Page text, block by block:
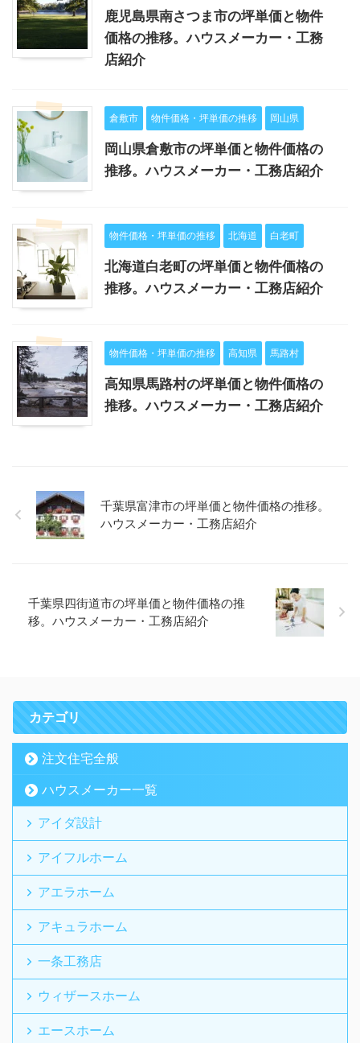
鹿児島県南さつま市の坪単価と物件
価格の推移。ハウスメーカー・工務
店紹介
倉敷市 物件価格・坪単価の推移 岡山県
岡山県倉敷市の坪単価と物件価格の
推移。ハウスメーカー・工務店紹介
物件価格・坪単価の推移 北海道 白老町
北海道白老町の坪単価と物件価格の
推移。ハウスメーカー・工務店紹介
物件価格・坪単価の推移 高知県 馬路村
高知県馬路村の坪単価と物件価格の
推移。ハウスメーカー・工務店紹介
千葉県富津市の坪単価と物件価格の推移。
ハウスメーカー・工務店紹介
千葉県四街道市の坪単価と物件価格の推
移。ハウスメーカー・工務店紹介
カテゴリ
注文住宅全般
ハウスメーカー一覧
アイダ設計
アイフルホーム
アエラホーム
アキュラホーム
一条工務店
ウィザースホーム
エースホーム